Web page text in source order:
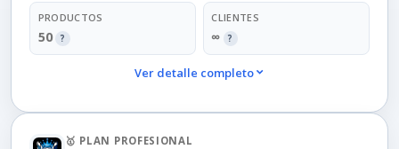
PRODUCTOS
50 ?
CLIENTES
∞ ?
Ver detalle completo
🥇 PLAN PROFESIONAL